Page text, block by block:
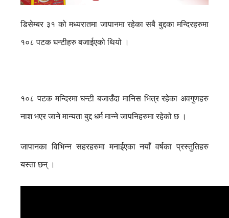
डिसेम्बर ३१ को मध्यरातमा जापानमा रहेका सबै बुद्दका मन्दिरहरुमा
१०८ पटक घन्टीहरु बजाईएको थियो ।
१०८ पटक मन्दिरमा घन्टी बजाउँदा मानिस भित्र रहेका अवगुणहरु
नाश भएर जाने मान्यता बुद्द धर्म मान्ने जापनिहरुमा रहेको छ ।
जापानका विभिन्न सहरहरुमा मनाईएका नयाँ वर्षका प्रस्तुतिहरु
यस्ता छन् ।